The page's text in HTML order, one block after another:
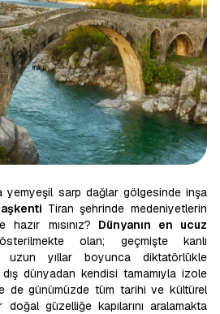
yemyeşil sarp dağlar gölgesinde inşa
Tiran şehrinde medeniyetlerin
hazır mısınız? Dünyanın en ucuz
olan; geçmişte kanlı
uzun yıllar boyunca diktatörlükle
dünyadan kendisi tamamıyla izole
de günümüzde tüm tarihi ve kültürel
güzelliğe kapılarını aralamakta